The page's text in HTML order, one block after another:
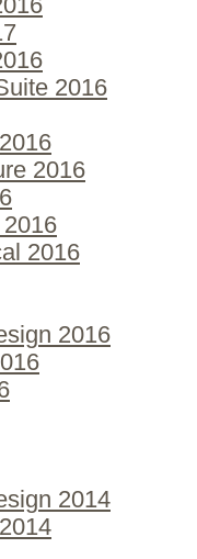
2016
2016
2016
2016
2014